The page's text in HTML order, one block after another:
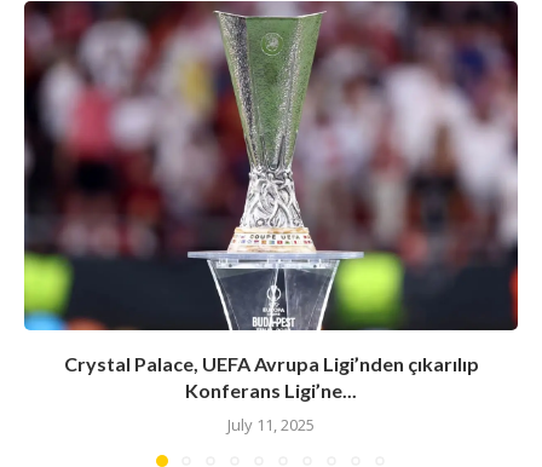
Crystal Palace, UEFA Avrupa Ligi’nden çıkarılıp
Konferans Ligi’ne...
July 11, 2025